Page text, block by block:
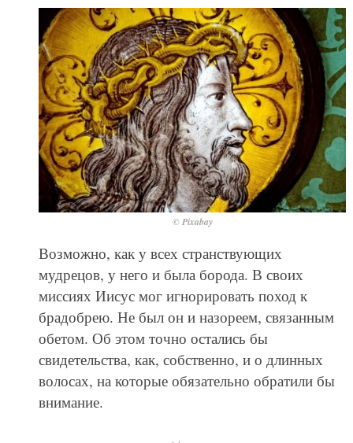
© Pixabay
Возможно, как у всех странствующих
мудрецов, у него и была борода. В своих
миссиях Иисус мог игнорировать поход к
брадобрею. Не был он и назореем, связанным
обетом. Об этом точно остались бы
свидетельства, как, собственно, и о длинных
волосах, на которые обязательно обратили бы
внимание.